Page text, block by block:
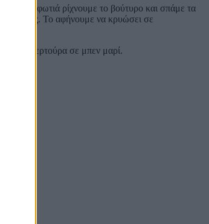
την φωτιά ρίχνουμε το βούτυρο και σπάμε τα
χέρι μας. Το αφήνουμε να κρυώσει σε
η κουβερτούρα σε μπεν μαρί.